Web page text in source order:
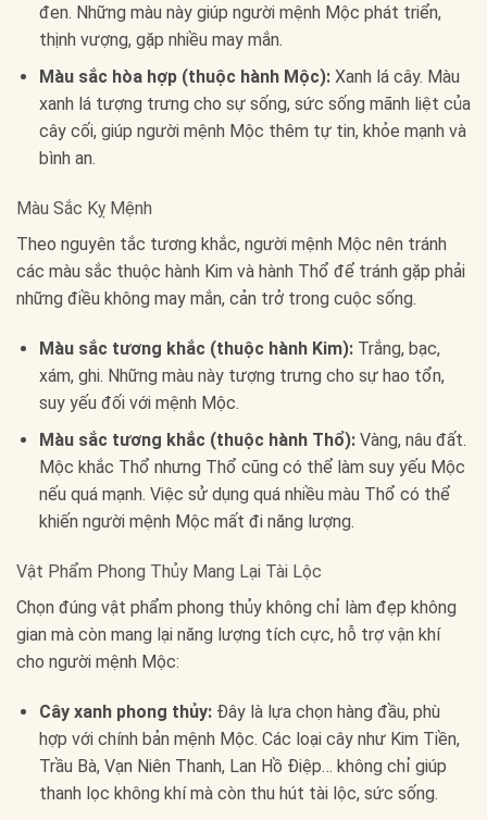
đen. Những màu này giúp người mệnh Mộc phát triển,
thịnh vượng, gặp nhiều may mắn.
Màu sắc hòa hợp (thuộc hành Mộc):Xanh lá cây. Màu
xanh lá tượng trưng cho sự sống, sức sống mãnh liệt của
cây cối, giúp người mệnh Mộc thêm tự tin, khỏe mạnh và
bình an.
Màu Sắc Kỵ Mệnh
Theo nguyên tắc tương khắc, người mệnh Mộc nên tránh
các màu sắc thuộc hành Kim và hành Thổ để tránh gặp phải
những điều không may mắn, cản trở trong cuộc sống.
Màu sắc tương khắc (thuộc hành Kim):Trắng, bạc,
xám, ghi. Những màu này tượng trưng cho sự hao tổn,
suy yếu đối với mệnh Mộc.
Màu sắc tương khắc (thuộc hành Thổ):Vàng, nâu đất.
Mộc khắc Thổ nhưng Thổ cũng có thể làm suy yếu Mộc
nếu quá mạnh. Việc sử dụng quá nhiều màu Thổ có thể
khiến người mệnh Mộc mất đi năng lượng.
Vật Phẩm Phong Thủy Mang Lại Tài Lộc
Chọn đúng vật phẩm phong thủy không chỉ làm đẹp không
gian mà còn mang lại năng lượng tích cực, hỗ trợ vận khí
cho người mệnh Mộc:
Cây xanh phong thủy:Đây là lựa chọn hàng đầu, phù
hợp với chính bản mệnh Mộc. Các loại cây như Kim Tiền,
Trầu Bà, Vạn Niên Thanh, Lan Hồ Điệp… không chỉ giúp
thanh lọc không khí mà còn thu hút tài lộc, sức sống.